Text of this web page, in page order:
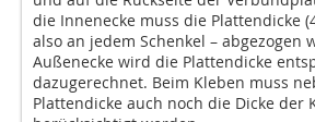
die Innenecke muss die Plattendicke
also an jedem Schenkel – abgezogen
Außenecke wird die Plattendicke
dazugerechnet. Beim Kleben muss
Plattendicke auch noch die Dicke der